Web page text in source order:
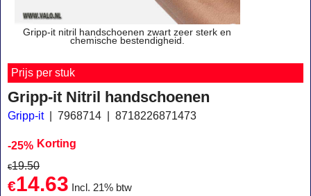
Gripp-it nitril handschoenen zwart zeer sterk en
chemische bestendigheid.
Prijs per stuk
Gripp-it Nitril handschoenen
Gripp-it 7968714 8718226871473
-25% Korting
€19.50
€14.63
Incl. 21% btw